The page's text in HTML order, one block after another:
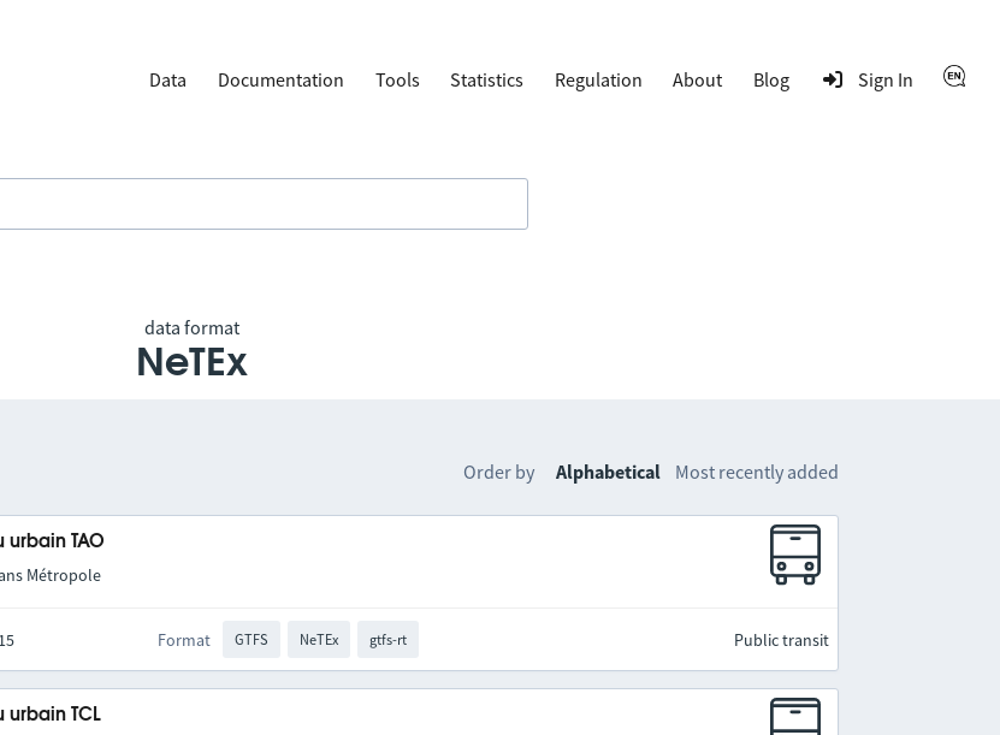
Data Documentation Tools Statistics Regulation About Blog Sign In
data format
NeTEx
Order by Alphabetical Most recently added
urbain TAO
Métropole
Format GTFS NeTEx gtfs-rt Public transit
urbain TCL